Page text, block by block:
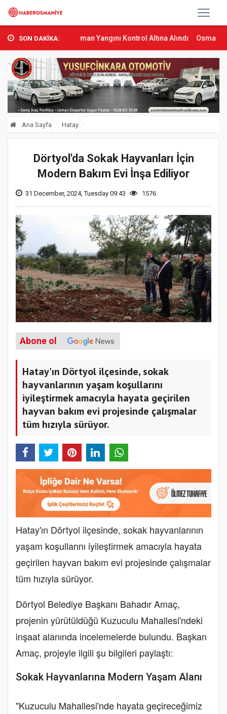
SON DAKİKA:
Orman Yangını Kontrol Altına Alındı Osmaniye’de Tren
Ana Sayfa Hatay
Dörtyol'da Sokak Hayvanları İçin
Modern Bakım Evi İnşa Ediliyor
31 December, 2024, Tuesday 09:43 1576
Abone ol
Hatay'ın Dörtyol ilçesinde, sokak
hayvanlarının yaşam koşullarını
iyileştirmek amacıyla hayata geçirilen
hayvan bakım evi projesinde çalışmalar
tüm hızıyla sürüyor.
Hatay'ın Dörtyol ilçesinde, sokak hayvanlarının
yaşam koşullarını iyileştirmek amacıyla hayata
geçirilen hayvan bakım evi projesinde çalışmalar
tüm hızıyla sürüyor.
Dörtyol Belediye Başkanı Bahadır Amaç,
projenin yürütüldüğü Kuzuculu Mahallesi'ndeki
inşaat alanında incelemelerde bulundu. Başkan
Amaç, projeyle ilgili şu bilgileri paylaştı:
Sokak Hayvanlarına Modern Yaşam Alanı
"Kuzuculu Mahallesi'nde hayata geçireceğimiz